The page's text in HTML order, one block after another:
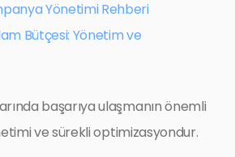
Yönetimi Rehberi
Bütçesi: Yönetim ve
başarıya ulaşmanın önemli
ve sürekli optimizasyondur.